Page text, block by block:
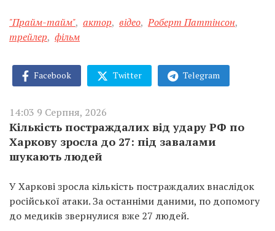
"Прайм-тайм", актор, відео, Роберт Паттінсон,
трейлер, фільм
Facebook Twitter Telegram
14:03 9 Серпня, 2026
Кількість постраждалих від удару РФ по
Харкову зросла до 27: під завалами
шукають людей
У Харкові зросла кількість постраждалих внаслідок
російської атаки. За останніми даними, по допомогу
до медиків звернулися вже 27 людей.